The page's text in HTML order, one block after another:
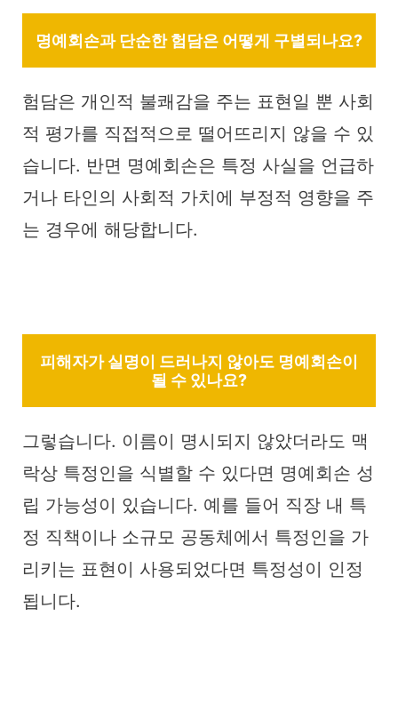
명예회손과 단순한 험담은 어떻게 구별되나요?
험담은 개인적 불쾌감을 주는 표현일 뿐 사회
적 평가를 직접적으로 떨어뜨리지 않을 수 있
습니다. 반면 명예회손은 특정 사실을 언급하
거나 타인의 사회적 가치에 부정적 영향을 주
는 경우에 해당합니다.
피해자가 실명이 드러나지 않아도 명예회손이
될 수 있나요?
그렇습니다. 이름이 명시되지 않았더라도 맥
락상 특정인을 식별할 수 있다면 명예회손 성
립 가능성이 있습니다. 예를 들어 직장 내 특
정 직책이나 소규모 공동체에서 특정인을 가
리키는 표현이 사용되었다면 특정성이 인정
됩니다.